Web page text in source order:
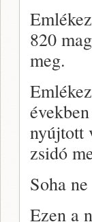
820
meg.
nyújtott
zsidó
Soha
Ezen a